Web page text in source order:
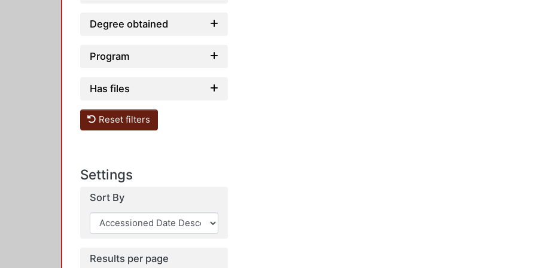
Degree obtained
Program
Has files
Reset filters
Settings
Sort By
Results per page